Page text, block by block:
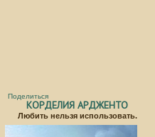
Поделиться
КОРДЕЛИЯ АРДЖЕНТО
Любить нельзя использовать.